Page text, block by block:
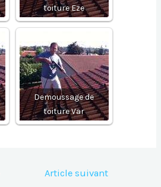
toiture Eze
Demoussage de
toiture Var
Article suivant